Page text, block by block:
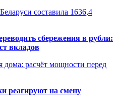
составила 1636,4
сбережения в рубли:
вкладов
дома: расчёт мощности перед
реагируют на смену